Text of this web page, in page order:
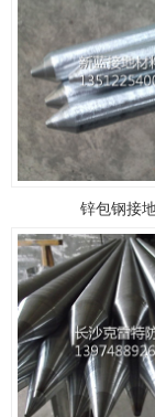
锌包钢接